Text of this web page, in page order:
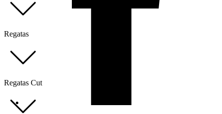
Regatas
Regatas Cut